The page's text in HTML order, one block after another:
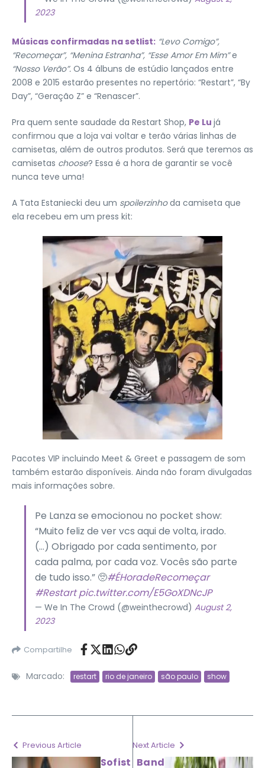
2023
Músicas confirmadas na setlist: “Levo Comigo”,
“Recomeçar”, “Menina Estranha”, “Esse Amor Em Mim”e
“Nosso Verão”. Os 4 álbuns de estúdio lançados entre
2008 e 2015 estarão presentes no repertório: “Restart”, “By
Day”, “Geração Z” e “Renascer”.
Pra quem sente saudade da Restart Shop, Pe Lu já
confirmou que a loja vai voltar e terão várias linhas de
camisetas, além de outros produtos. Será que teremos as
camisetas choose? Essa é a hora de garantir se você
nunca teve uma!
A Tata Estaniecki deu um spoilerzinhoda camiseta que
ela recebeu em um press kit:
Pacotes VIP incluindo Meet & Greet e passagem de som
também estarão disponíveis. Ainda não foram divulgadas
mais informações sobre.
Pe Lanza se emocionou no pocket show:
“Muito feliz de ver vcs aqui de volta, irado.
(…) Obrigado por cada sentimento, por
cada palma, por cada voz. Vocês são parte
de tudo isso.” 🥺#ÉHoradeRecomeçar
#Restart pic.twitter.com/E5GoXDNcJP
— We In The Crowd (@weinthecrowd) August 2,
2023
Compartilhe
Marcado: restart rio de janeiro são paulo show
Previous Article
Sofist
Next Article
Band